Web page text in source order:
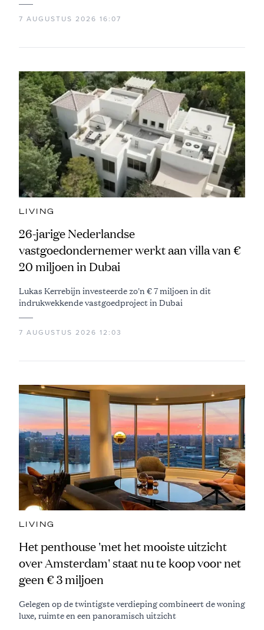
7 AUGUSTUS 2026 16:07
LIVING
26-jarige Nederlandse
vastgoedondernemer werkt aan villa van €
20 miljoen in Dubai
Lukas Kerrebijn investeerde zo'n € 7 miljoen in dit
indrukwekkende vastgoedproject in Dubai
7 AUGUSTUS 2026 12:03
LIVING
Het penthouse 'met het mooiste uitzicht
over Amsterdam' staat nu te koop voor net
geen € 3 miljoen
Gelegen op de twintigste verdieping combineert de woning
luxe, ruimte en een panoramisch uitzicht